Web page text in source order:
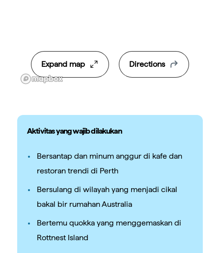
Expand map Directions
Aktivitas yang wajib dilakukan
Bersantap dan minum anggur di kafe dan
restoran trendi di Perth
Bersulang di wilayah yang menjadi cikal
bakal bir rumahan Australia
Bertemu quokka yang menggemaskan di
Rottnest Island